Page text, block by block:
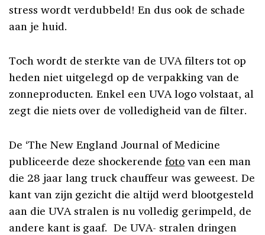
stress wordt verdubbeld! En dus ook de schade
aan je huid.
Toch wordt de sterkte van de UVA filters tot op
heden niet uitgelegd op de verpakking van de
zonneproducten. Enkel een UVA logo volstaat, al
zegt die niets over de volledigheid van de filter.
De ‘The New England Journal of Medicine
publiceerde deze shockerende fotovan een man
die 28 jaar lang truck chauffeur was geweest. De
kant van zijn gezicht die altijd werd blootgesteld
aan die UVA stralen is nu volledig gerimpeld, de
andere kant is gaaf. De UVA- stralen dringen